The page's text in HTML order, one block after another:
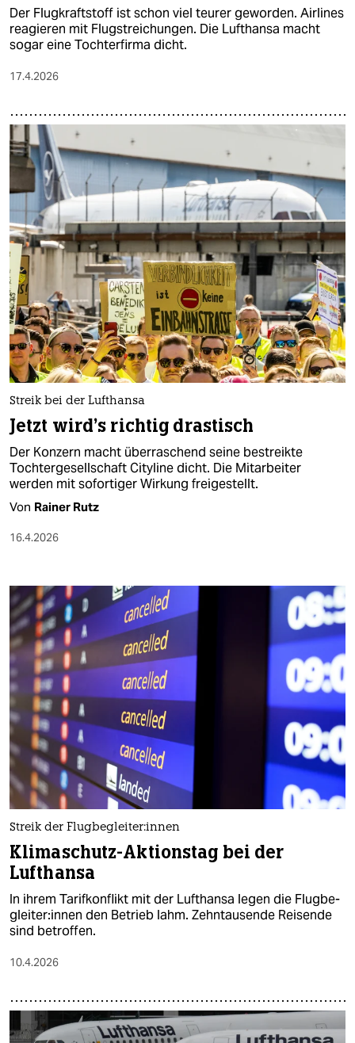
Der Flugkraftstoff ist schon viel teurer geworden. Airlines
reagieren mit Flugstreichungen. Die Lufthansa macht
sogar eine Tochterfirma dicht.
17.4.2026
Streik bei der Lufthansa
Jetzt wird's richtig drastisch
Der Konzern macht überraschend seine bestreikte
Tochtergesellschaft Cityline dicht. Die Mit­ar­bei­te­r
werden mit sofortiger Wirkung freigestellt.
Von Rainer Rutz
16.4.2026
Streik der Flug­be­glei­te­r:in­nen
Klimaschutz-Aktionstag bei der
Lufthansa
In ihrem Tarifkonflikt mit der Lufthansa legen die Flug­be­
glei­te­r:in­nen den Betrieb lahm. Zehntausende Reisende
sind betroffen.
10.4.2026